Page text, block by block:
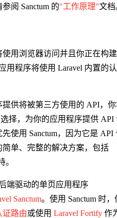
阅 Sanctum 的"工作原理"文档
用浏览器访问并且你正在构
用程序将使用 Laravel 内置的
供将被第三方使用的 API，
择，为你的应用程序提供 API
使用 Sanctum，因为它是 API
简单、完整的解决方案，包括
。
端驱动的单页应用程序
Sanctum。使用 Sanctum 时，
证路由或使用 Laravel Fortify 作